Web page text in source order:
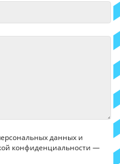
данных и
конфиденциальности —